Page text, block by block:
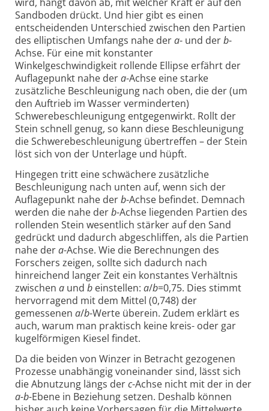
Sandboden drückt. Und hier gibt es einen
entscheidenden Unterschied zwischen den Partien
des elliptischen Umfangs nahe dera- und derb-
Achse. Für eine mit konstanter
Winkelgeschwindigkeit rollende Ellipse erfährt der
Auflagepunkt nahe dera-Achse eine starke
zusätzliche Beschleunigung nach oben, die der (um
den Auftrieb im Wasser verminderten)
Schwerebeschleunigung entgegenwirkt. Rollt der
Stein schnell genug, so kann diese Beschleunigung
die Schwerebeschleunigung übertreffen – der Stein
löst sich von der Unterlage und hüpft.
Hingegen tritt eine schwächere zusätzliche
Beschleunigung nach unten auf, wenn sich der
Auflagepunkt nahe derb-Achse befindet. Demnach
werden die nahe derb-Achse liegenden Partien des
rollenden Stein wesentlich stärker auf den Sand
gedrückt und dadurch abgeschliffen, als die Partien
nahe dera-Achse. Wie die Berechnungen des
Forschers zeigen, sollte sich dadurch nach
hinreichend langer Zeit ein konstantes Verhältnis
zwischen a und b einstellen: a/b=0,75. Dies stimmt
hervorragend mit dem Mittel (0,748) der
gemessenen a/b-Werte überein. Zudem erklärt es
auch, warum man praktisch keine kreis- oder gar
kugelförmigen Kiesel findet.
Da die beiden von Winzer in Betracht gezogenen
Prozesse unabhängig voneinander sind, lässt sich
die Abnutzung längs derc-Achse nicht mit der in der
a-b-Ebene in Beziehung setzen. Deshalb können